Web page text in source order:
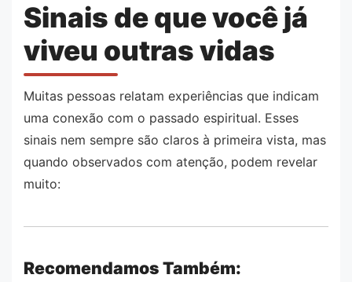
Sinais de que você já
viveu outras vidas
Muitas pessoas relatam experiências que indicam
uma conexão com o passado espiritual. Esses
sinais nem sempre são claros à primeira vista, mas
quando observados com atenção, podem revelar
muito:
Recomendamos Também: